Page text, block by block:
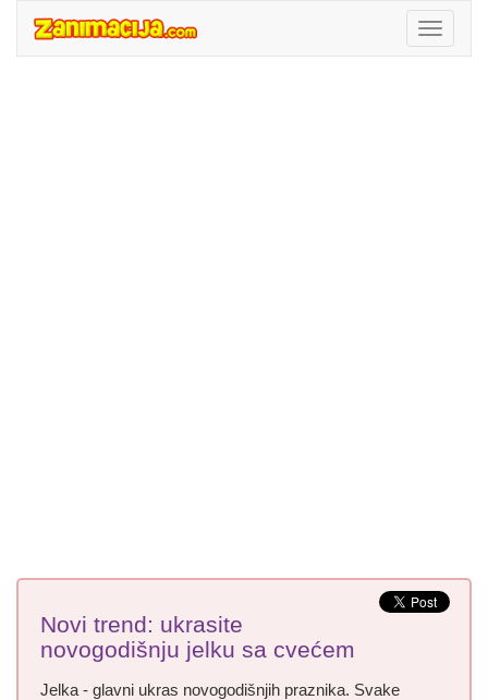
Novi trend: ukrasite
novogodišnju jelku sa cvećem
Jelka - glavni ukras novogodišnjih praznika. Svake